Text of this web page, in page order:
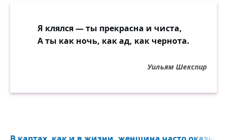
Я клялся — ты прекрасна и чиста,
А ты как ночь, как ад, как чернота.
Уильям Шекспир